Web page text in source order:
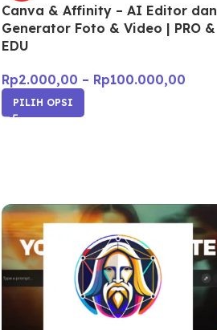
Canva & Affinity – AI Editor dan
Generator Foto & Video | PRO &
EDU
Rp2.000,00 – Rp100.000,00
PILIH OPSI